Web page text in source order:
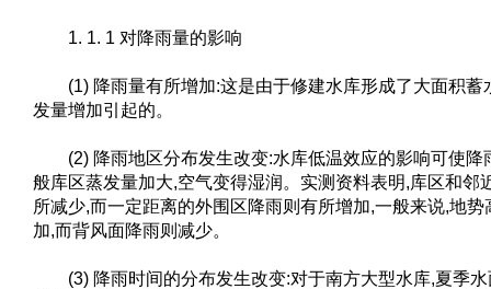
1. 1. 1 对降雨量的影响
(1) 降雨量有所增加:这是由于修建水库形成了大面积蓄
发量增加引起的。
(2) 降雨地区分布发生改变:水库低温效应的影响可使降
般库区蒸发量加大,空气变得湿润。实测资料表明,库区和邻
所减少,而一定距离的外围区降雨则有所增加,一般来说,地
加,而背风面降雨则减少。
(3) 降雨时间的分布发生改变:对于南方大型水库,夏季水